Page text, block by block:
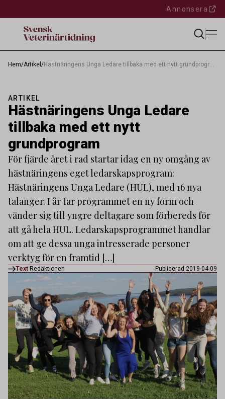
Annonsera
Hem/Artikel /
ARTIKEL
Hästnäringens Unga Ledare
tillbaka med ett nytt
grundprogram
För fjärde året i rad startar idag en ny omgång av
hästnäringens eget ledarskapsprogram:
Hästnäringens Unga Ledare (HUL), med 16 nya
talanger. I år tar programmet en ny form och
vänder sig till yngre deltagare som förbereds för
att gå hela HUL. Ledarskapsprogrammet handlar
om att ge dessa unga intresserade personer
verktyg för en framtid […]
Text Redaktionen Publicerad 2019-04-09